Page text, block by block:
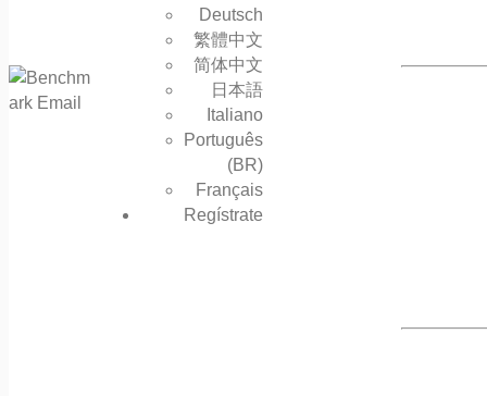
Deutsch
繁體中文
简体中文
日本語
Italiano
Português
(BR)
Français
Regístrate